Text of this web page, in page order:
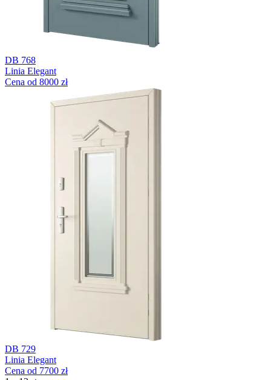
DB 768
Linia Elegant
Cena od 8000 zł
DB 729
Linia Elegant
Cena od 7700 zł